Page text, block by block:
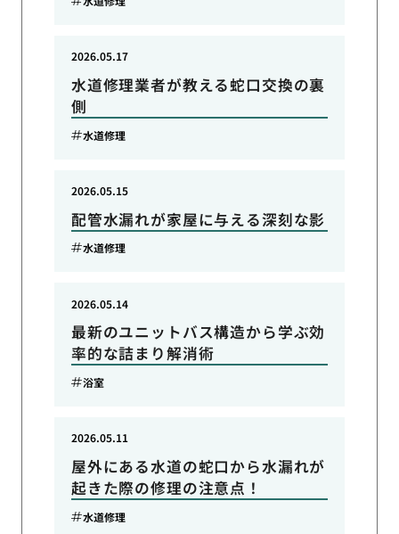
水道修理業者が教える蛇口交換の裏
側
2026.05.17
水道修理
配管水漏れが家屋に与える深刻な影
2026.05.15
水道修理
最新のユニットバス構造から学ぶ効
率的な詰まり解消術
2026.05.14
浴室
屋外にある水道の蛇口から水漏れが
起きた際の修理の注意点！
2026.05.11
水道修理